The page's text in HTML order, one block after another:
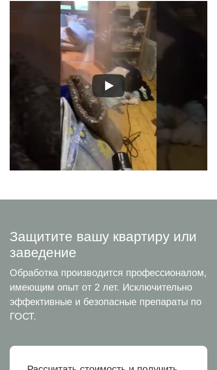
Защитите вашу квартиру или
заведение
Обработка производится профессионалом,
имеющим опыт от 2 лет. Исключительно
эффективные и безопасные препараты по
ГОСТ.